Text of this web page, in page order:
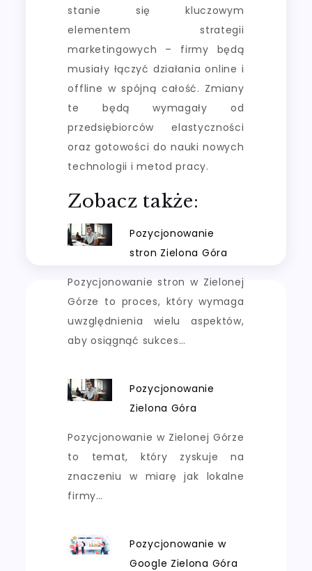
stanie się kluczowym
elementem strategii
marketingowych – firmy będą
musiały łączyć działania online i
offline w spójną całość. Zmiany
te będą wymagały od
przedsiębiorców elastyczności
oraz gotowości do nauki nowych
technologii i metod pracy.
Zobacz także:
Pozycjonowanie
stron Zielona Góra
Pozycjonowanie stron w Zielonej
Górze to proces, który wymaga
uwzględnienia wielu aspektów,
aby osiągnąć sukces…
Pozycjonowanie
Zielona Góra
Pozycjonowanie w Zielonej Górze
to temat, który zyskuje na
znaczeniu w miarę jak lokalne
firmy…
Pozycjonowanie w
Google Zielona Góra